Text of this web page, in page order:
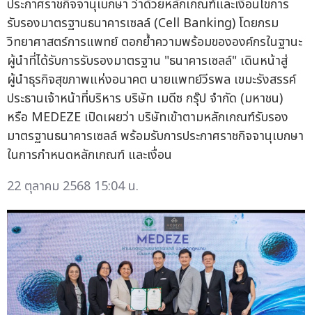
ประกาศราชกิจจานุเบกษา ว่าด้วยหลักเกณฑ์และเงื่อนไขการ
รับรองมาตรฐานธนาคารเซลล์ (Cell Banking) โดยกรม
วิทยาศาสตร์การแพทย์ ตอกย้ำความพร้อมขององค์กรในฐานะ
ผู้นำที่ได้รับการรับรองมาตรฐาน "ธนาคารเซลล์" เดินหน้าสู่
ผู้นำธุรกิจสุขภาพแห่งอนาคต นายแพทย์วีรพล เขมะรังสรรค์
ประธานเจ้าหน้าที่บริหาร บริษัท เมดีซ กรุ๊ป จำกัด (มหาชน)
หรือ MEDEZE เปิดเผยว่า บริษัทเข้าตามหลักเกณฑ์รับรอง
มาตรฐานธนาคารเซลล์ พร้อมรับการประกาศราชกิจจานุเบกษา
ในการกำหนดหลักเกณฑ์ และเงื่อน
22 ตุลาคม 2568 15:04 น.